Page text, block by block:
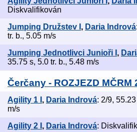
Diskvalifikován
Jumping Družstev I , Daria Indrová
tr. b., 5.05 m/s
Jumping Jednotlivci Junioři I ,
35.75 s, 5.0 tr. b., 5.48 m/s
Čerčany - ROZJEZD MČRM
Agility 1 I , Daria Indrová: 2/9,
m/s
Agility 2 I , Daria Indrová: